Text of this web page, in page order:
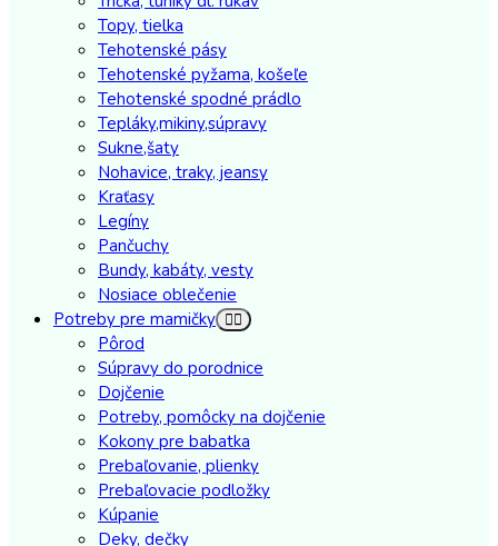
Topy, tielka
Tehotenské pásy
Tehotenské pyžama, košeľe
Tehotenské spodné prádlo
Tepláky,mikiny,súpravy
Sukne,šaty
Nohavice, traky, jeansy
Kraťasy
Legíny
Pančuchy
Bundy, kabáty, vesty
Nosiace oblečenie
Potreby pre mamičky
Pôrod
Súpravy do porodnice
Dojčenie
Potreby, pomôcky na dojčenie
Kokony pre babatka
Prebaľovanie, plienky
Prebaľovacie podložky
Kúpanie
Deky, dečky